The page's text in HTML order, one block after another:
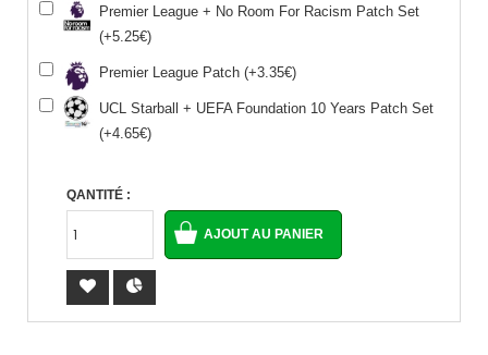
Premier League + No Room For Racism Patch Set
(+5.25€)
Premier League Patch (+3.35€)
UCL Starball + UEFA Foundation 10 Years Patch Set
(+4.65€)
QANTITÉ :